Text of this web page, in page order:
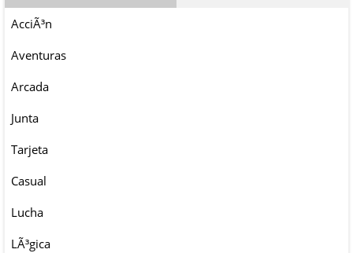
AcciÃ³n
Aventuras
Arcada
Junta
Tarjeta
Casual
Lucha
LÃ³gica